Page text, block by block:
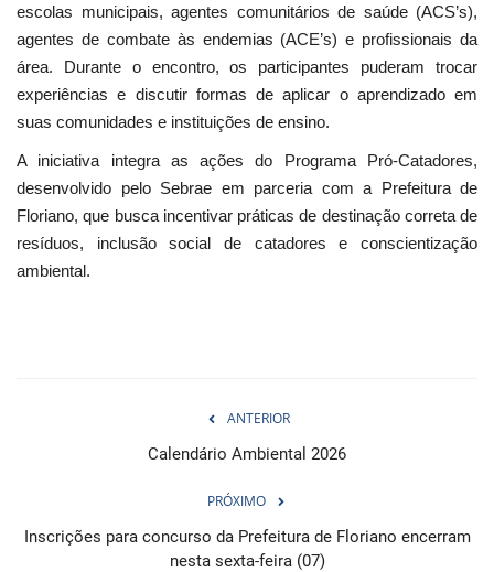
escolas municipais, agentes comunitários de saúde (ACS’s),
agentes de combate às endemias (ACE’s) e profissionais da
área. Durante o encontro, os participantes puderam trocar
experiências e discutir formas de aplicar o aprendizado em
suas comunidades e instituições de ensino.
A iniciativa integra as ações do Programa Pró-Catadores,
desenvolvido pelo Sebrae em parceria com a Prefeitura de
Floriano, que busca incentivar práticas de destinação correta de
resíduos, inclusão social de catadores e conscientização
ambiental.
ANTERIOR
Calendário Ambiental 2026
PRÓXIMO
Inscrições para concurso da Prefeitura de Floriano encerram
nesta sexta-feira (07)